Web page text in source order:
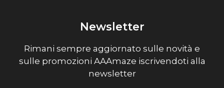
Newsletter
Rimani sempre aggiornato sulle novità e
sulle promozioni AAAmaze iscrivendoti alla
newsletter